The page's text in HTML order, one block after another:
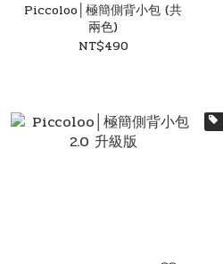
Piccoloo│極簡側背小包 (共
兩色)
NT$490